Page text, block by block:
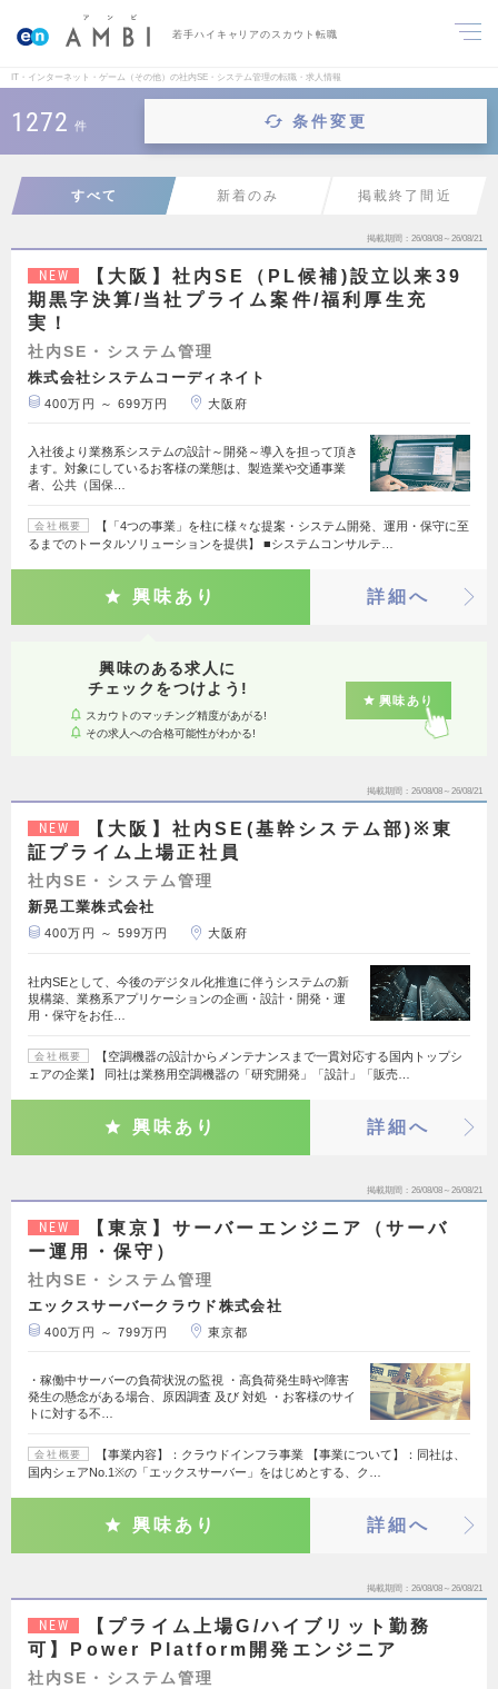
若手ハイキャリアのスカウト転職
IT・インターネット・ゲーム（その他）の社内SE・システム管理の転職・求人情報
1272 件 条件変更
すべて 新着のみ 掲載終了間近
掲載期間 26/08/08～26/08/21
NEW
【大阪】社内SE（PL候補)設立以来39
期黒字決算/当社プライム案件/福利厚生充
実！
社内SE・システム管理
株式会社システムコーディネイト
400万円 ～ 699万円 大阪府
入社後より業務系システムの設計～開発～導入を担って頂き
ます。対象にしているお客様の業態は、製造業や交通事業
者、公共（国保…
会社概要
【「4つの事業」を柱に様々な提案・システム開発、運用・保守に至
るまでのトータルソリューションを提供】 ■システムコンサルテ…
興味あり 詳細へ
興味のある求人に
チェックをつけよう!
スカウトのマッチング精度があがる!
その求人への合格可能性がわかる!
興味あり
掲載期間 26/08/08～26/08/21
NEW
【大阪】社内SE(基幹システム部)※東
証プライム上場正社員
社内SE・システム管理
新晃工業株式会社
400万円 ～ 599万円 大阪府
社内SEとして、今後のデジタル化推進に伴うシステムの新
規構築、業務系アプリケーションの企画・設計・開発・運
用・保守をお任…
会社概要
【空調機器の設計からメンテナンスまで一貫対応する国内トップシ
ェアの企業】 同社は業務用空調機器の「研究開発」「設計」「販売…
興味あり 詳細へ
掲載期間 26/08/08～26/08/21
NEW
【東京】サーバーエンジニア（サーバ
ー運用・保守）
社内SE・システム管理
エックスサーバークラウド株式会社
400万円 ～ 799万円 東京都
・稼働中サーバーの負荷状況の監視 ・高負荷発生時や障害
発生の懸念がある場合、原因調査 及び 対処 ・お客様のサイ
トに対する不…
会社概要
【事業内容】：クラウドインフラ事業 【事業について】：同社は、
国内シェアNo.1※の「エックスサーバー」をはじめとする、ク…
興味あり 詳細へ
掲載期間 26/08/08～26/08/21
NEW
【プライム上場G/ハイブリット勤務
可】Power Platform開発エンジニア
社内SE・システム管理